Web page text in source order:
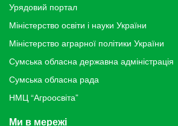
Урядовий портал
Міністерство освіти і науки України
Міністерство аграрної політики України
Сумська обласна державна адміністрація
Сумська обласна рада
НМЦ “Агроосвіта”
Ми в мережі